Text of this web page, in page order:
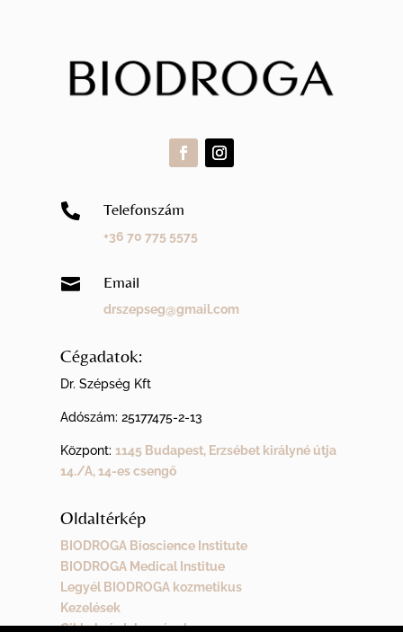
 Telefonszám
+36 70 775 5575
 Email
drszepseg@gmail.com
Cégadatok:
Dr. Szépség Kft
Adószám:25177475-2-13
Központ:1145 Budapest, Erzsébet királyné útja
14./A, 14-es csengő
Oldaltérkép
BIODROGA Bioscience Institute
BIODROGA Medical Institue
Legyél BIODROGA kozmetikus
Kezelések
Cikkek, érdekességek